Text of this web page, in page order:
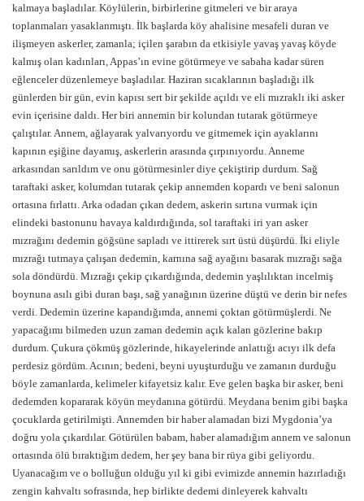
kalmaya başladılar. Köylülerin, birbirlerine gitmeleri ve bir araya
toplanmaları yasaklanmıştı. İlk başlarda köy ahalisine mesafeli duran ve
ilişmeyen askerler, zamanla; içilen şarabın da etkisiyle yavaş yavaş köyde
kalmış olan kadınları, Appas’ın evine götürmeye ve sabaha kadar süren
eğlenceler düzenlemeye başladılar. Haziran sıcaklarının başladığı ilk
günlerden bir gün, evin kapısı sert bir şekilde açıldı ve eli mızraklı iki asker
evin içerisine daldı. Her biri annemin bir kolundan tutarak götürmeye
çalıştılar. Annem, ağlayarak yalvarıyordu ve gitmemek için ayaklarını
kapının eşiğine dayamış, askerlerin arasında çırpınıyordu. Anneme
arkasından sarıldım ve onu götürmesinler diye çekiştirip durdum. Sağ
taraftaki asker, kolumdan tutarak çekip annemden kopardı ve beni salonun
ortasına fırlattı. Arka odadan çıkan dedem, askerin sırtına vurmak için
elindeki bastonunu havaya kaldırdığında, sol taraftaki iri yarı asker
mızrağını dedemin göğsüne sapladı ve ittirerek sırt üstü düşürdü. İki eliyle
mızrağı tutmaya çalışan dedemin, karnına sağ ayağını basarak mızrağı sağa
sola döndürdü. Mızrağı çekip çıkardığında, dedemin yaşlılıktan incelmiş
boynuna asılı gibi duran başı, sağ yanağının üzerine düştü ve derin bir nefes
verdi. Dedemin üzerine kapandığımda, annemi çoktan götürmüşlerdi. Ne
yapacağımı bilmeden uzun zaman dedemin açık kalan gözlerine bakıp
durdum. Çukura çökmüş gözlerinde, hikayelerinde anlattığı acıyı ilk defa
perdesiz gördüm. Acının; bedeni, beyni uyuşturduğu ve zamanın durduğu
böyle zamanlarda, kelimeler kifayetsiz kalır. Eve gelen başka bir asker, beni
dedemden kopararak köyün meydanına götürdü. Meydana benim gibi başka
çocuklarda getirilmişti. Annemden bir haber alamadan bizi Mygdonia’ya
doğru yola çıkardılar. Götürülen babam, haber alamadığım annem ve salonun
ortasında ölü bıraktığım dedem, her şey bana bir rüya gibi geliyordu.
Uyanacağım ve o bolluğun olduğu yıl ki gibi evimizde annemin hazırladığı
zengin kahvaltı sofrasında, hep birlikte dedemi dinleyerek kahvaltı